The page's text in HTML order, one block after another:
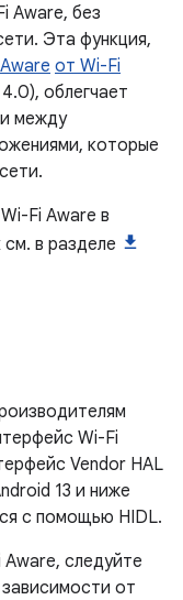
Aware, без
Эта функция,
от Wi-Fi
облегчает
между
которые
Fi Aware в
в разделе
Wi-Fi
Vendor HAL
13 и ниже
с помощью HIDL.
следуйте
от